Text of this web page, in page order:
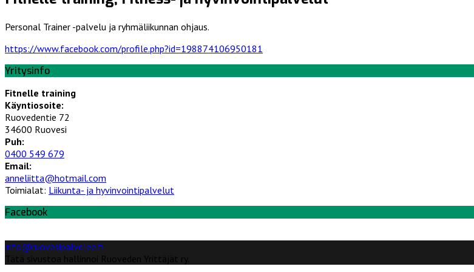
Personal Trainer -palvelu ja ryhmäliikunnan ohjaus.
https://www.facebook.com/profile.php?id=198874106950181
Yritysinfo
Fitnelle training
Käyntiosoite:
Ruovedentie 72
34600 Ruovesi
Puh:
0400 549 679
Email:
anneliitta@hotmail.com
Toimialat: Liikunta- ja hyvinvointipalvelut
Facebook
info@ruovesipalvelee.fi
Tätä sivustoa hallinnoi Ruoveden Yrittäjät ry.